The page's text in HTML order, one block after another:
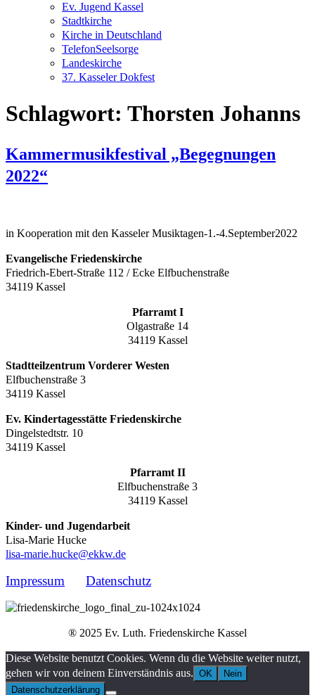
Ev. Jugend Kassel
Stadtkirche
Kirche in Deutschland
TelefonSeelsorge
Landeskirche
37. Kasseler Dokfest
Schlagwort: Thorsten Johanns
Kammermusikfestival „Begegnungen
2022“
in Kooperation mit den Kasseler Musiktagen-1.-4.September2022
Evangelische Friedenskirche
Friedrich-Ebert-Straße 112 / Ecke Elfbuchenstraße
34119 Kassel
Pfarramt I
Olgastraße 14
34119 Kassel
Stadtteilzentrum Vorderer Westen
Elfbuchenstraße 3
34119 Kassel
Ev. Kindertagesstätte Friedenskirche
Dingelstedtstr. 10
34119 Kassel
Pfarramt II
Elfbuchenstraße 3
34119 Kassel
Kinder- und Jugendarbeit
Lisa-Marie Hucke
lisa-marie.hucke@ekkw.de
Impressum Datenschutz
® 2025 Ev. Luth. Friedenskirche Kassel
Diese Website benutzt Cookies. Wenn du die Website weiter nutzt,
gehen wir von deinem Einverständnis aus. OK
Nein
Datenschutzerklärung